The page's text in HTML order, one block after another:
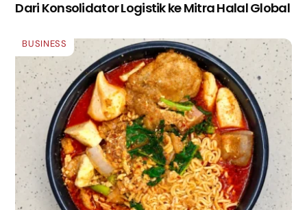
Dari Konsolidator Logistik ke Mitra Halal Global
BUSINESS